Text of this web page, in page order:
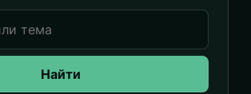
Найти